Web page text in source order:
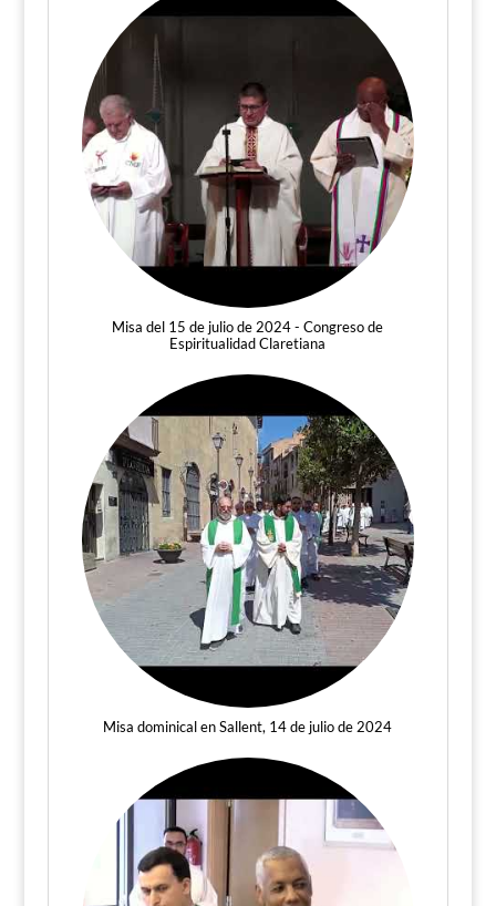
Misa del 15 de julio de 2024 - Congreso de
Espiritualidad Claretiana
Misa dominical en Sallent, 14 de julio de 2024